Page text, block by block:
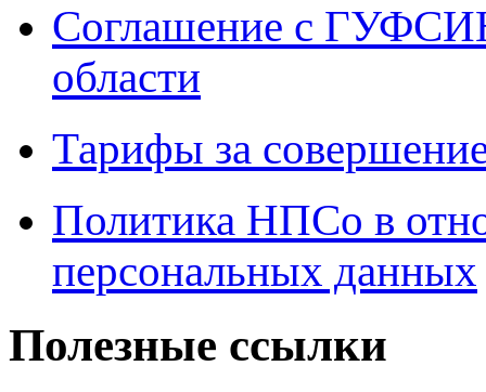
Соглашение с
области
Тарифы за
Политика НПСо в
персональных данных
Полезные ссылки